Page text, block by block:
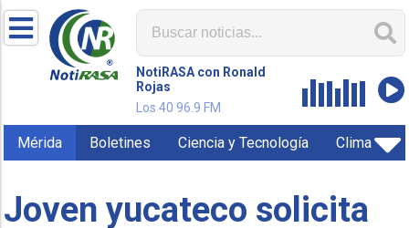
NotiRASA con Ronald
Rojas
Los 40 96.9 FM
Mérida Boletines Ciencia y Tecnología Clima
Joven yucateco solicita